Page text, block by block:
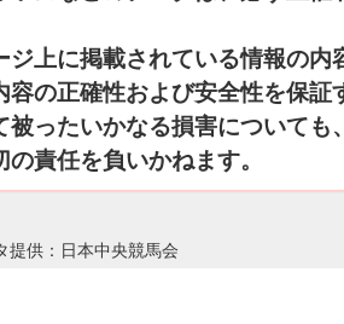
ジ上に掲載されている情報の内
容の正確性および安全性を保
被ったいかなる損害について
責任を負いかねます。
提供：日本中央競馬会